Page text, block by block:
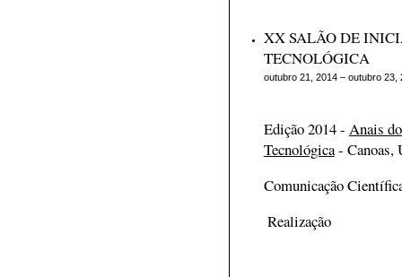
XX SALÃO DE
TECNOLÓGICA
outubro 21, 2014 – outubro 23,
Edição 2014 - Anais
Tecnológica- Canoas,
Comunicação